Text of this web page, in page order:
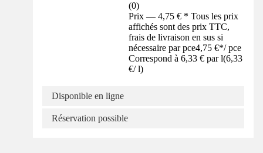
(0)
Prix — 4,75 € * Tous les prix
affichés sont des prix TTC,
frais de livraison en sus si
nécessaire par pce4,75 €*/ pce
Correspond à 6,33 € par l(6,33
€/ l)
Disponible en ligne
Réservation possible